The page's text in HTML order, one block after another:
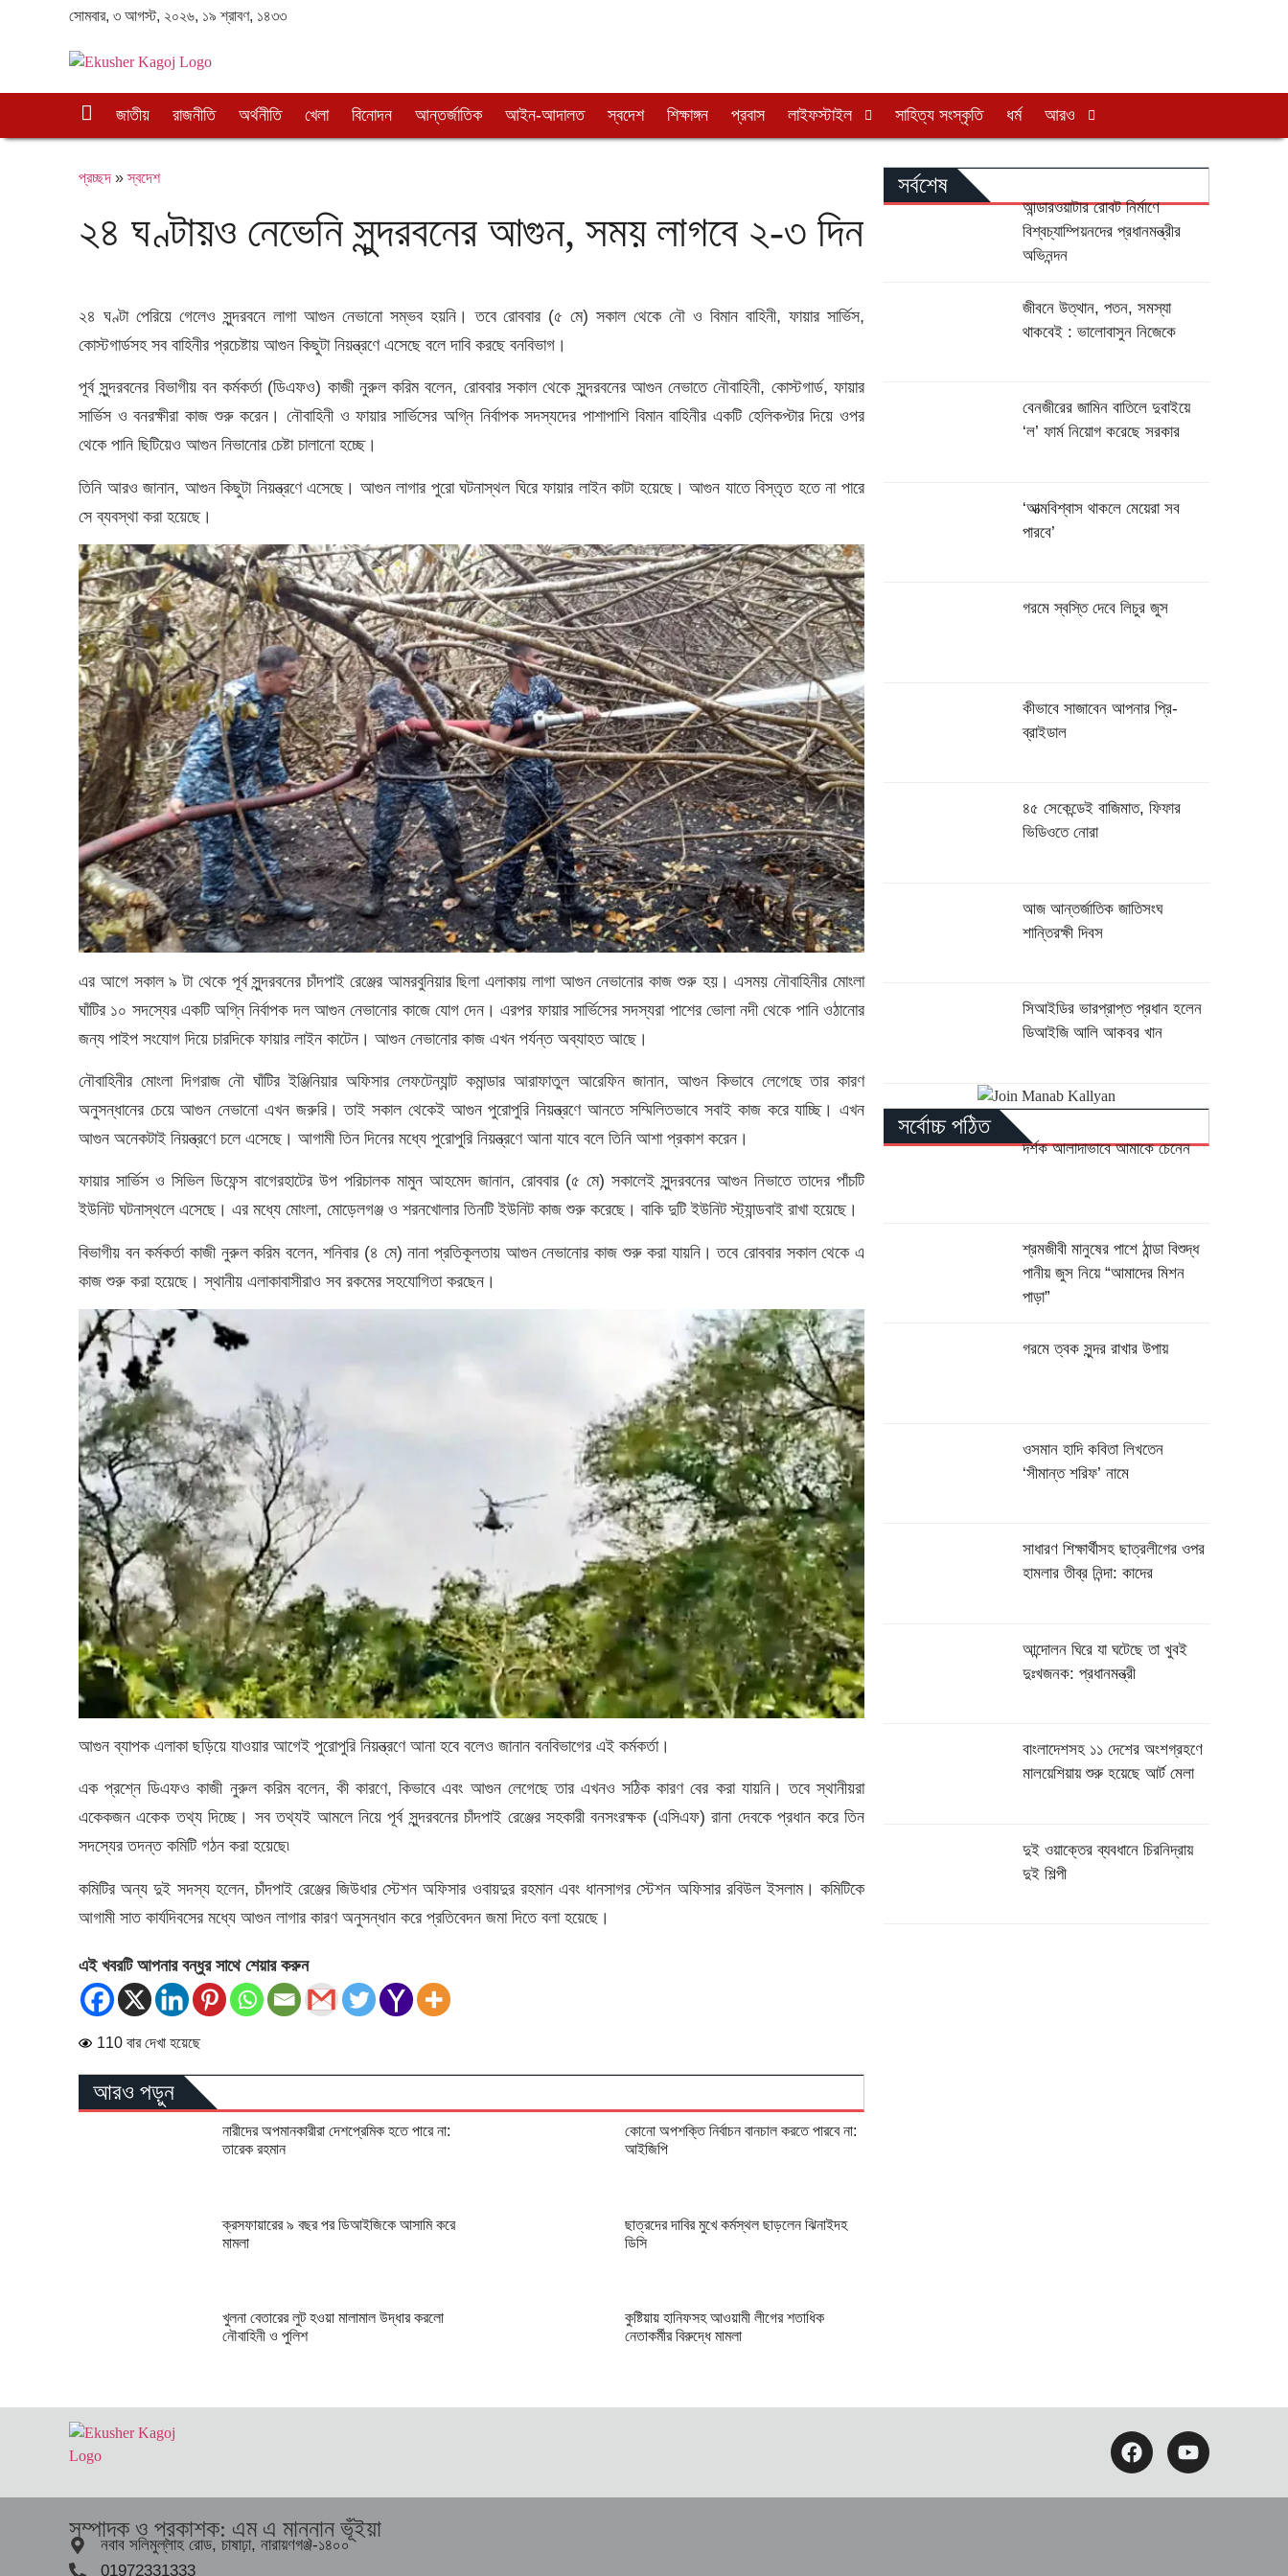
সোমবার, ৩ আগস্ট, ২০২৬, ১৯ শ্রাবণ, ১৪৩৩
চ্ছ
জাতীয় রাজনীতি অর্থনীতি খেলা বিনোদন আন্তর্জাতিক আইন-আদালত স্বদেশ শিক্ষাঙ্গন প্রবাস লাইফস্টাইল সাহিত্য সংস্কৃতি ধর্ম আরও
প্রচ্ছদ »স্বদেশ
২৪ ঘণ্টায়ও নেভেনি সুন্দরবনের আগুন, সময় লাগবে ২-৩ দিন
২৪ ঘণ্টা পেরিয়ে গেলেও সুন্দরবনে লাগা আগুন নেভানো সম্ভব হয়নি। তবে রোববার (৫ মে) সকাল থেকে নৌ ও বিমান বাহিনী, ফায়ার সার্ভিস,
কোস্টগার্ডসহ সব বাহিনীর প্রচেষ্টায় আগুন কিছুটা নিয়ন্ত্রণে এসেছে বলে দাবি করছে বনবিভাগ।
পূর্ব সুন্দরবনের বিভাগীয় বন কর্মকর্তা (ডিএফও) কাজী নুরুল করিম বলেন, রোববার সকাল থেকে সুন্দরবনের আগুন নেভাতে নৌবাহিনী, কোস্টগার্ড, ফায়ার
সার্ভিস ও বনরক্ষীরা কাজ শুরু করেন। নৌবাহিনী ও ফায়ার সার্ভিসের অগ্নি নির্বাপক সদস্যদের পাশাপাশি বিমান বাহিনীর একটি হেলিকপ্টার দিয়ে ওপর
থেকে পানি ছিটিয়েও আগুন নিভানোর চেষ্টা চালানো হচ্ছে।
তিনি আরও জানান, আগুন কিছুটা নিয়ন্ত্রণে এসেছে। আগুন লাগার পুরো ঘটনাস্থল ঘিরে ফায়ার লাইন কাটা হয়েছে। আগুন যাতে বিস্তৃত হতে না পারে
সে ব্যবস্থা করা হয়েছে।
এর আগে সকাল ৯ টা থেকে পূর্ব সুন্দরবনের চাঁদপাই রেঞ্জের আমরবুনিয়ার ছিলা এলাকায় লাগা আগুন নেভানোর কাজ শুরু হয়। এসময় নৌবাহিনীর মোংলা
ঘাঁটির ১০ সদস্যের একটি অগ্নি নির্বাপক দল আগুন নেভানোর কাজে যোগ দেন। এরপর ফায়ার সার্ভিসের সদস্যরা পাশের ভোলা নদী থেকে পানি ওঠানোর
জন্য পাইপ সংযোগ দিয়ে চারদিকে ফায়ার লাইন কাটেন। আগুন নেভানোর কাজ এখন পর্যন্ত অব্যাহত আছে।
নৌবাহিনীর মোংলা দিগরাজ নৌ ঘাঁটির ইঞ্জিনিয়ার অফিসার লেফটেন্যান্ট কমান্ডার আরাফাতুল আরেফিন জানান, আগুন কিভাবে লেগেছে তার কারণ
অনুসন্ধানের চেয়ে আগুন নেভানো এখন জরুরি। তাই সকাল থেকেই আগুন পুরোপুরি নিয়ন্ত্রণে আনতে সম্মিলিতভাবে সবাই কাজ করে যাচ্ছি। এখন
আগুন অনেকটাই নিয়ন্ত্রণে চলে এসেছে। আগামী তিন দিনের মধ্যে পুরোপুরি নিয়ন্ত্রণে আনা যাবে বলে তিনি আশা প্রকাশ করেন।
ফায়ার সার্ভিস ও সিভিল ডিফেন্স বাগেরহাটের উপ পরিচালক মামুন আহমেদ জানান, রোববার (৫ মে) সকালেই সুন্দরবনের আগুন নিভাতে তাদের পাঁচটি
ইউনিট ঘটনাস্থলে এসেছে। এর মধ্যে মোংলা, মোড়েলগঞ্জ ও শরনখোলার তিনটি ইউনিট কাজ শুরু করেছে। বাকি দুটি ইউনিট স্ট্যান্ডবাই রাখা হয়েছে।
বিভাগীয় বন কর্মকর্তা কাজী নুরুল করিম বলেন, শনিবার (৪ মে) নানা প্রতিকূলতায় আগুন নেভানোর কাজ শুরু করা যায়নি। তবে রোববার সকাল থেকে এ
কাজ শুরু করা হয়েছে। স্থানীয় এলাকাবাসীরাও সব রকমের সহযোগিতা করছেন।
আগুন ব্যাপক এলাকা ছড়িয়ে যাওয়ার আগেই পুরোপুরি নিয়ন্ত্রণে আনা হবে বলেও জানান বনবিভাগের এই কর্মকর্তা।
এক প্রশ্নে ডিএফও কাজী নুরুল করিম বলেন, কী কারণে, কিভাবে এবং আগুন লেগেছে তার এখনও সঠিক কারণ বের করা যায়নি। তবে স্থানীয়রা
একেকজন একেক তথ্য দিচ্ছে। সব তথ্যই আমলে নিয়ে পূর্ব সুন্দরবনের চাঁদপাই রেঞ্জের সহকারী বনসংরক্ষক (এসিএফ) রানা দেবকে প্রধান করে তিন
সদস্যের তদন্ত কমিটি গঠন করা হয়েছে৷
কমিটির অন্য দুই সদস্য হলেন, চাঁদপাই রেঞ্জের জিউধার স্টেশন অফিসার ওবায়দুর রহমান এবং ধানসাগর স্টেশন অফিসার রবিউল ইসলাম। কমিটিকে
আগামী সাত কার্যদিবসের মধ্যে আগুন লাগার কারণ অনুসন্ধান করে প্রতিবেদন জমা দিতে বলা হয়েছে।
এই খবরটি আপনার বন্ধুর সাথে শেয়ার করুন
110 বার দেখা হয়েছে
আরও পড়ুন
নারীদের অপমানকারীরা দেশপ্রেমিক হতে পারে না:
তারেক রহমান
কোনো অপশক্তি নির্বাচন বানচাল করতে পারবে না:
আইজিপি
ক্রসফায়ারের ৯ বছর পর ডিআইজিকে আসামি করে
মামলা
ছাত্রদের দাবির মুখে কর্মস্থল ছাড়লেন ঝিনাইদহ
ডিসি
খুলনা বেতারের লুট হওয়া মালামাল উদ্ধার করলো
নৌবাহিনী ও পুলিশ
কুষ্টিয়ায় হানিফসহ আওয়ামী লীগের শতাধিক
নেতাকর্মীর বিরুদ্ধে মামলা
সর্বশেষ
আন্ডারওয়াটার রোবট নির্মাণে
বিশ্বচ্যাম্পিয়নদের প্রধানমন্ত্রীর
অভিনন্দন
জীবনে উত্থান, পতন, সমস্যা
থাকবেই : ভালোবাসুন নিজেকে
বেনজীরের জামিন বাতিলে দুবাইয়ে
‌‘ল’ ফার্ম নিয়োগ করেছে সরকার
‘আত্মবিশ্বাস থাকলে মেয়েরা সব
পারবে’
গরমে স্বস্তি দেবে লিচুর জুস
কীভাবে সাজাবেন আপনার প্রি-
ব্রাইডাল
৪৫ সেকেন্ডেই বাজিমাত, ফিফার
ভিডিওতে নোরা
আজ আন্তর্জাতিক জাতিসংঘ
শান্তিরক্ষী দিবস
সিআইডির ভারপ্রাপ্ত প্রধান হলেন
ডিআইজি আলি আকবর খান
সর্বোচ্চ পঠিত
দর্শক আলাদাভাবে আমাকে চেনেন
শ্রমজীবী মানুষের পাশে ঠান্ডা বিশুদ্ধ
পানীয় জুস নিয়ে “আমাদের মিশন
পাড়া”
গরমে ত্বক সুন্দর রাখার উপায়
ওসমান হাদি কবিতা লিখতেন
‘সীমান্ত শরিফ’ নামে
সাধারণ শিক্ষার্থীসহ ছাত্রলীগের ওপর
হামলার তীব্র নিন্দা: কাদের
আন্দোলন ঘিরে যা ঘটেছে তা খুবই
দুঃখজনক: প্রধানমন্ত্রী
বাংলাদেশসহ ১১ দেশের অংশগ্রহণে
মালয়েশিয়ায় শুরু হয়েছে আর্ট মেলা
দুই ওয়াক্তের ব্যবধানে চিরনিদ্রায়
দুই শিল্পী
সম্পাদক ও প্রকাশক: এম এ মান্নান ভূঁইয়া
নবাব সলিমুল্লাহ রোড, চাষাঢ়া, নারায়ণগঞ্জ-১৪০০
01972331333